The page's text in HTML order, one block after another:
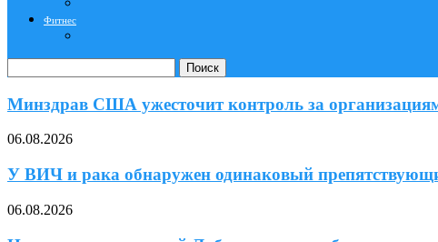
Фитнес
Поиск
Минздрав США ужесточит контроль за
06.08.2026
У ВИЧ и рака обнаружен одинаковый
06.08.2026